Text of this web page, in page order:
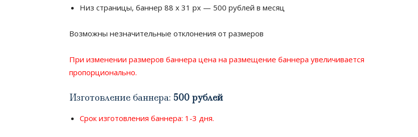
Низ страницы, баннер 88 х 31 px — 500 рублей в месяц
Возможны незначительные отклонения от размеров
При изменении размеров баннера цена на размещение баннера увеличивается
пропорционально.
Изготовление баннера: 500 рублей
Срок изготовления баннера: 1-3 дня.